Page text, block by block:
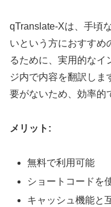
qTranslate-Xは、手頃
いという方におすすめ
るために、実用的なイ
ジ内で内容を翻訳しま
要がないため、効率的
メリット:
無料で利用可能
ショートコードを
キャッシュ機能と